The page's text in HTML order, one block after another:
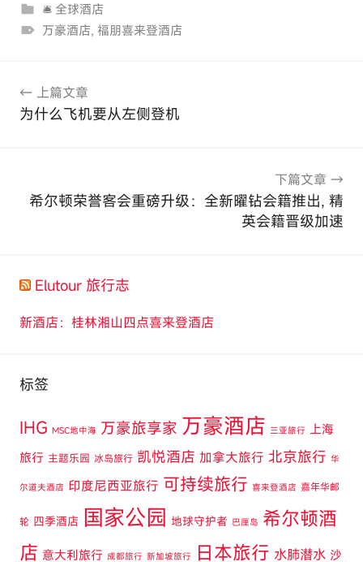
🛎 全球酒店
万豪酒店, 福朋喜来登酒店
上篇文章
为什么飞机要从左侧登机
下篇文章
希尔顿荣誉客会重磅升级：全新曜钻会籍推出, 精
英会籍晋级加速
Elutour 旅行志
新酒店：桂林湘山四点喜来登酒店
标签
IHG MSC地中海 万豪旅享家 万豪酒店 三亚旅行
上海
旅行 主题乐园 冰岛旅行 凯悦酒店 加拿大旅行 北京旅行 华
尔道夫酒店 印度尼西亚旅行 可持续旅行 喜来登酒店 嘉年华邮
轮 四季酒店 国家公园 地球守护者 巴厘岛 希尔顿酒
店 意大利旅行 成都旅行 新加坡旅行 日本旅行 水肺潜水 沙